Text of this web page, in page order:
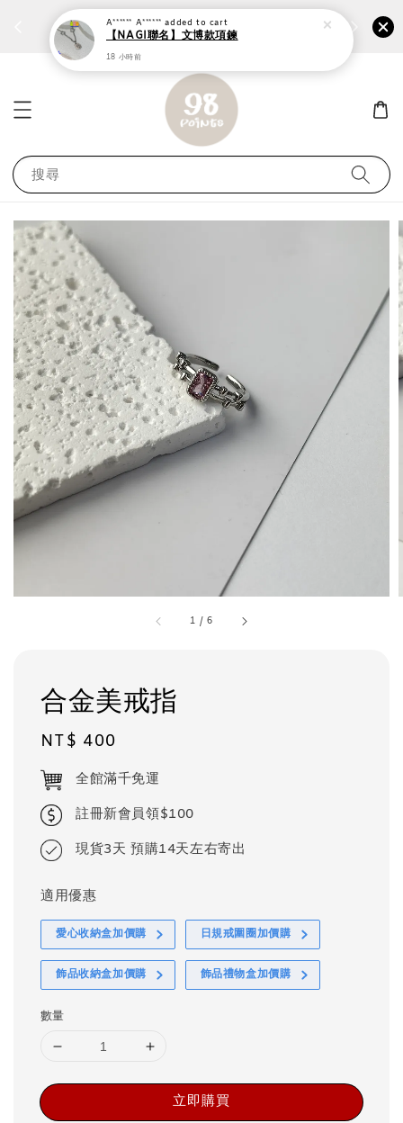
個性鋼戒任兩件1300⚡ 前往選購 ›› 加
搜尋
1 /6
合金美戒指
Regular
price
NT$ 400
全館滿千免運
註冊新會員領$100
現貨3天 預購14天左右寄出
適用優惠
愛心收納盒加價購 日規戒圍圈加價購
飾品收納盒加價購 飾品禮物盒加價購
數量
立即購買
A****** A****** added to cart
【NAGI聯名】文博款項鍊
18 小時前